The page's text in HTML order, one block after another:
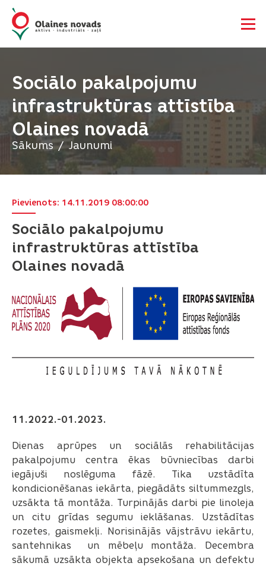
Sociālo pakalpojumu
infrastruktūras attīstība
Olaines novadā
Sākums Jaunumi
Sociālo pakalpojumu
infrastruktūras attīstība
Olaines novadā
Pievienots: 14.11.2019 08:00:00
11.2022.-01.2023.
Dienas aprūpes un sociālās rehabilitācijas
pakalpojumu centra ēkas būvniecības darbi
iegājuši noslēguma fāzē. Tika uzstādīta
kondicionēšanas iekārta, piegādāts siltummezgls,
uzsākta tā montāža. Turpinājās darbi pie linoleja
un citu grīdas segumu ieklāšanas. Uzstādītas
rozetes, gaismekļi. Norisinājās vājstrāvu iekārtu,
santehnikas un mēbeļu montāža. Decembra
sākumā uzsākta objekta apsekošana un defektu